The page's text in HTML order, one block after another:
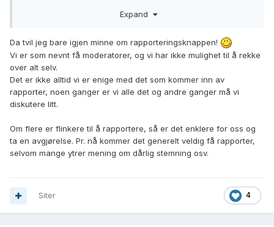
Expand
Da tvil jeg bare igjen minne om rapporteringsknappen!
Vi er som nevnt få moderatorer, og vi har ikke mulighet til å rekke
over alt selv.
Det er ikke alltid vi er enige med det som kommer inn av
rapporter, noen ganger er vi alle det og andre ganger må vi
diskutere litt.
Om flere er flinkere til å rapportere, så er det enklere for oss og
ta en avgjørelse. Pr. nå kommer det generelt veldig få rapporter,
selvom mange ytrer mening om dårlig stemning osv.
4
Siter